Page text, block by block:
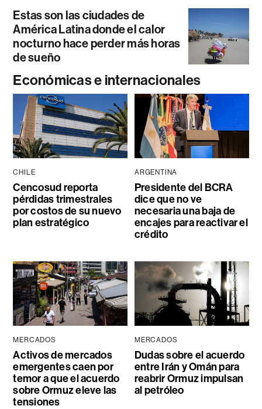
Estas son las ciudades de
América Latina donde el calor
nocturno hace perder más horas
de sueño
Económicas e internacionales
CHILE
Cencosud reporta
pérdidas trimestrales
por costos de su nuevo
plan estratégico
ARGENTINA
Presidente del BCRA
dice que no ve
necesaria una baja de
encajes para reactivar el
crédito
MERCADOS
Activos de mercados
emergentes caen por
temor a que el acuerdo
sobre Ormuz eleve las
tensiones
MERCADOS
Dudas sobre el acuerdo
entre Irán y Omán para
reabrir Ormuz impulsan
al petróleo